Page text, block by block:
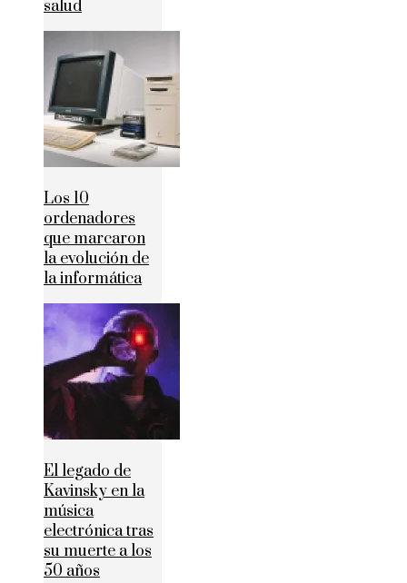
salud
Los 10
ordenadores
que marcaron
la evolución de
la informática
El legado de
Kavinsky en la
música
electrónica tras
su muerte a los
50 años